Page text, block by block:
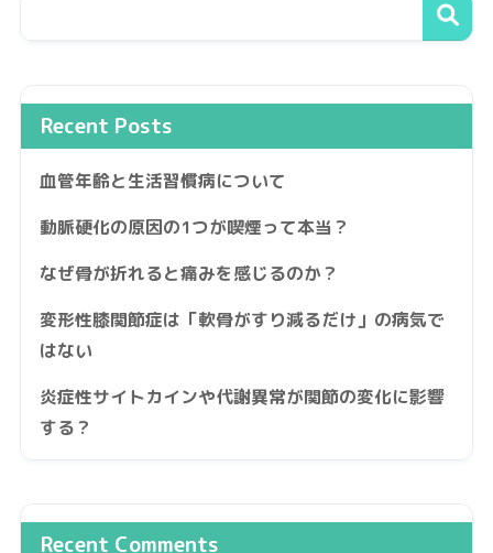
Recent Posts
血管年齢と生活習慣病について
動脈硬化の原因の1つが喫煙って本当？
なぜ骨が折れると痛みを感じるのか？
変形性膝関節症は「軟骨がすり減るだけ」の病気で
はない
炎症性サイトカインや代謝異常が関節の変化に影響
する？
Recent Comments